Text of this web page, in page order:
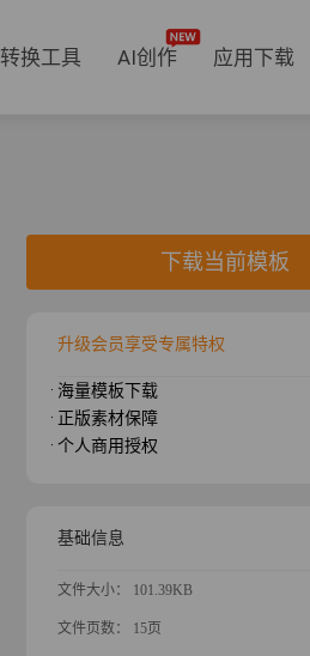
转换工具 AI创作 应用下载
下载当前模板
升级会员享受专属特权
· 海量模板下载
· 正版素材保障
· 个人商用授权
基础信息
文件大小： 101.39KB
文件页数： 15页